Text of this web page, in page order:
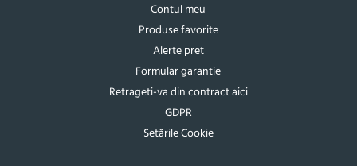
Contul meu
Produse favorite
Alerte pret
Formular garantie
Retrageti-va din contract aici
GDPR
Setările Cookie